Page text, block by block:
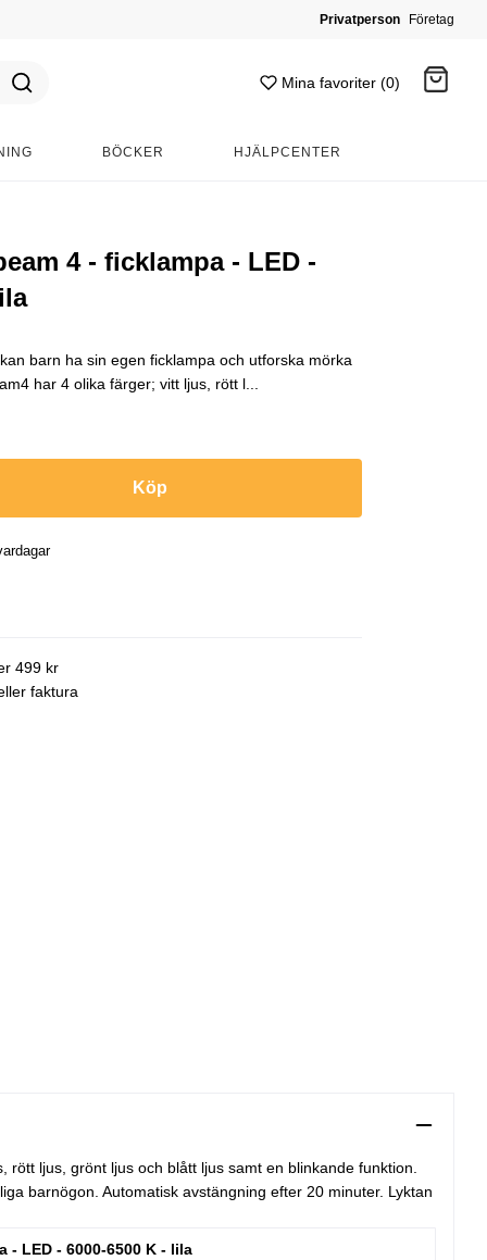
Privatperson Företag
Mina favoriter (0)
BÖCKER HJÄLPCENTER
4 - ficklampa - LED -
barn ha sin egen ficklampa och utforska mörka
har 4 olika färger; vitt ljus, rött l...
Köp
499 kr
faktura
ljus, grönt ljus och blått ljus samt en blinkande funktion.
barnögon. Automatisk avstängning efter 20 minuter. Lyktan
- LED - 6000-6500 K - lila